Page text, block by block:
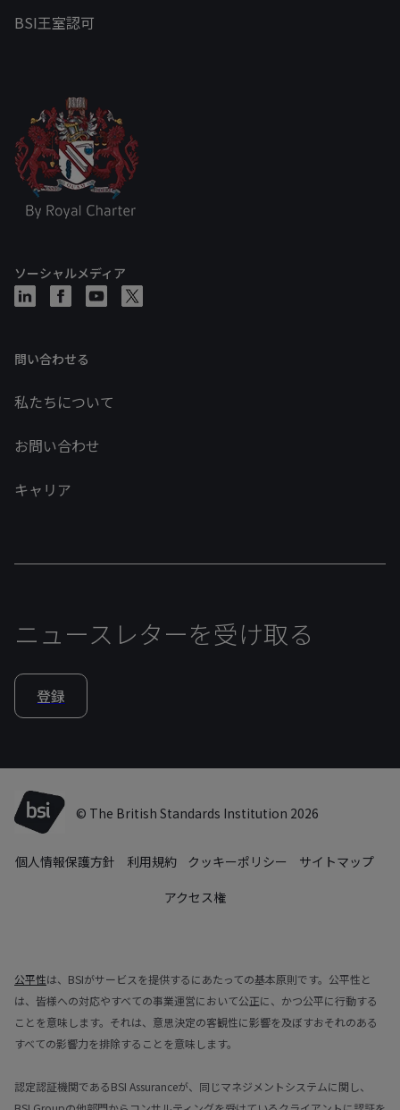
BSI王室認可
ソーシャルメディア
問い合わせる
私たちについて
お問い合わせ
キャリア
ニュースレターを受け取る
登録
© The British Standards Institution 2026
個人情報保護方針 利用規約 クッキーポリシー
サイトマップ
アクセス権
公平性は、BSIがサービスを提供するにあたっての基本原則です。公平性と
は、皆様への対応やすべての事業運営において公正に、かつ公平に行動する
ことを意味します。それは、意思決定の客観性に影響を及ぼすおそれのある
すべての影響力を排除することを意味します。
認定認証機関であるBSI Assuranceが、同じマネジメントシステムに関し、